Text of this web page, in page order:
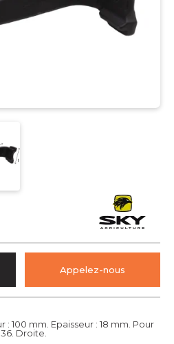
100 mm. Epaisseur : 18 mm. Pour
36. Droite.
Appelez-nous